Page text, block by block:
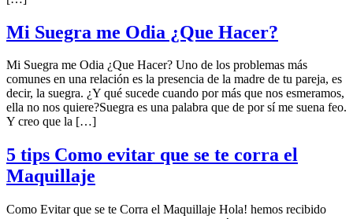
Mi Suegra me Odia ¿Que Hacer?
Mi Suegra me Odia ¿Que Hacer? Uno de los problemas más
comunes en una relación es la presencia de la madre de tu pareja, es
decir, la suegra. ¿Y qué sucede cuando por más que nos esmeramos,
ella no nos quiere?Suegra es una palabra que de por sí me suena feo.
Y creo que la […]
5 tips Como evitar que se te corra el
Maquillaje
Como Evitar que se te Corra el Maquillaje Hola! hemos recibido